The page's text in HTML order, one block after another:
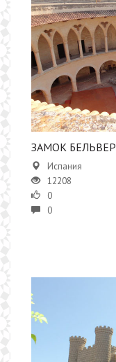
​ЗАМОК БЕЛЬВЕР
Испания
12208
0
0